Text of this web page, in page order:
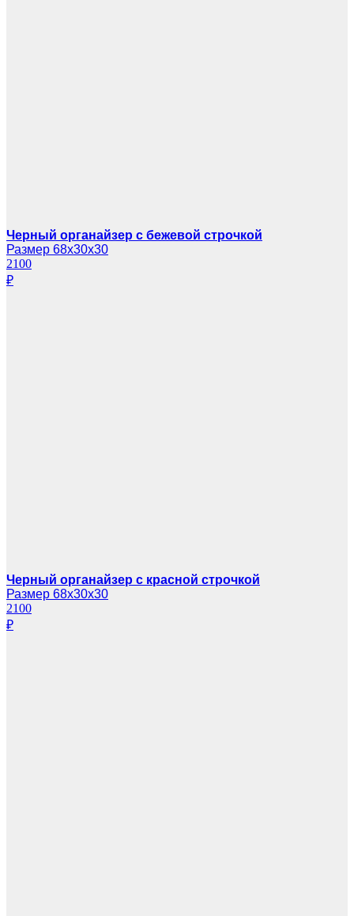
Черный органайзер с бежевой строчкой
Размер 68х30х30
2100
₽
Черный органайзер с красной строчкой
Размер 68х30х30
2100
₽